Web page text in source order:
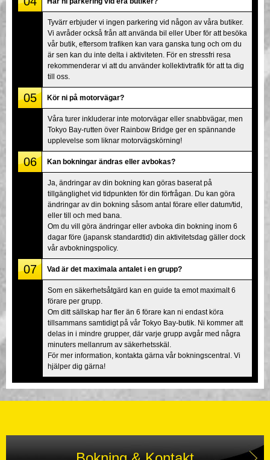
Tyvärr erbjuder vi ingen parkering vid någon av våra butiker.
Vi avråder också från att använda bil eller Uber för att besöka
vår butik, eftersom trafiken kan vara ganska tung och om du
är sen kan du inte delta i aktiviteten. För en stressfri resa
rekommenderar vi att du använder kollektivtrafik för att ta dig
till oss.
05 Kör ni på motorvägar?
Våra turer inkluderar inte motorvägar eller snabbvägar, men
Tokyo Bay-rutten över Rainbow Bridge ger en spännande
upplevelse som liknar motorvägskörning!
06 Kan bokningar ändras eller avbokas?
Ja, ändringar av din bokning kan göras baserat på
tillgänglighet vid tidpunkten för din förfrågan. Du kan göra
ändringar av din bokning såsom antal förare eller datum/tid,
eller till och med bana.
Om du vill göra ändringar eller avboka din bokning inom 6
dagar före (japansk standardtid) din aktivitetsdag gäller dock
vår avbokningspolicy.
07 Vad är det maximala antalet i en grupp?
Som en säkerhetsåtgärd kan en guide ta emot maximalt 6
förare per grupp.
Om ditt sällskap har fler än 6 förare kan ni endast köra
tillsammans samtidigt på vår Tokyo Bay-butik. Ni kommer att
delas in i mindre grupper, där varje grupp avgår med några
minuters mellanrum av säkerhetsskäl.
För mer information, kontakta gärna vår bokningscentral. Vi
hjälper dig gärna!